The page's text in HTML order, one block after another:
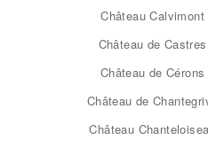
Château Calvimont
Château de Castres
Château de Cérons
Château de
Château